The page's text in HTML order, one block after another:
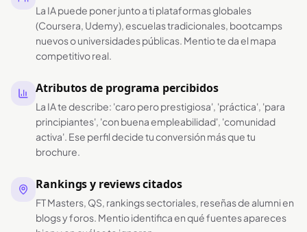
La IA puede poner junto a ti plataformas globales
(Coursera, Udemy), escuelas tradicionales, bootcamps
nuevos o universidades públicas. Mentio te da el mapa
competitivo real.
Atributos de programa percibidos
La IA te describe: 'caro pero prestigiosa', 'práctica', 'para
principiantes', 'con buena empleabilidad', 'comunidad
activa'. Ese perfil decide tu conversión más que tu
brochure.
Rankings y reviews citados
FT Masters, QS, rankings sectoriales, reseñas de alumni en
blogs y foros. Mentio identifica en qué fuentes apareces